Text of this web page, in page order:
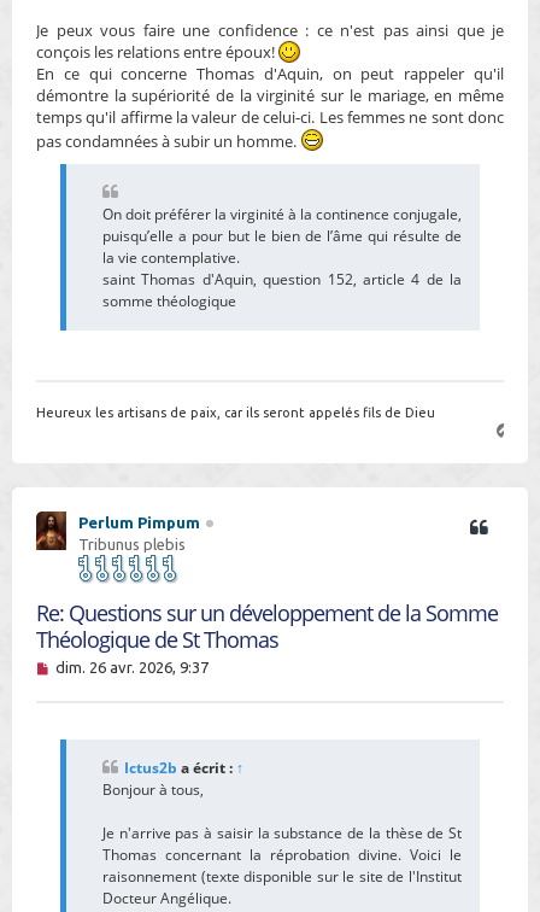
a
g
n
o
n
l
Je peux vous faire une confidence : ce n'est pas ainsi que je
conçois les relations entre époux!
En ce qui concerne Thomas d'Aquin, on peut rappeler qu'il
démontre la supériorité de la virginité sur le mariage, en même
temps qu'il affirme la valeur de celui-ci. Les femmes ne sont donc
pas condamnées à subir un homme.
On doit préférer la virginité à la continence conjugale,
puisqu’elle a pour but le bien de l’âme qui résulte de
la vie contemplative.
saint Thomas d'Aquin, question 152, article 4 de la
somme théologique
Heureux les artisans de paix, car ils seront appelés fils de Dieu
Perlum Pimpum
Tribunus plebis
Re: Questions sur un développement de la Somme
Théologique de St Thomas
M
dim. 26 avr. 2026, 9:37
Ictus2b a écrit : ↑
Bonjour à tous,
Je n'arrive pas à saisir la substance de la thèse de St
Thomas concernant la réprobation divine. Voici le
raisonnement (texte disponible sur le site de l'Institut
Docteur Angélique.